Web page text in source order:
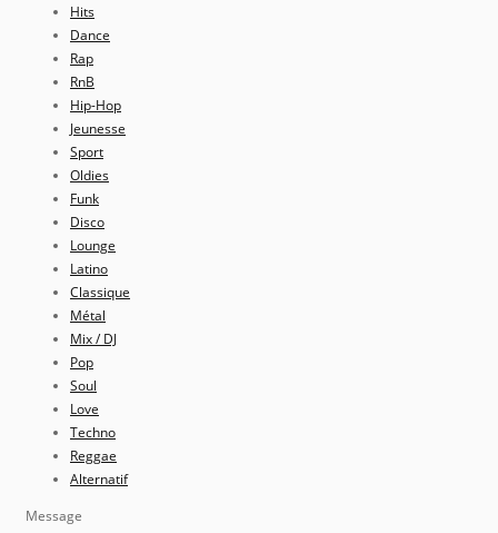
Hits
Dance
Rap
RnB
Hip-Hop
Jeunesse
Sport
Oldies
Funk
Disco
Lounge
Latino
Classique
Métal
Mix / DJ
Pop
Soul
Love
Techno
Reggae
Alternatif
Message